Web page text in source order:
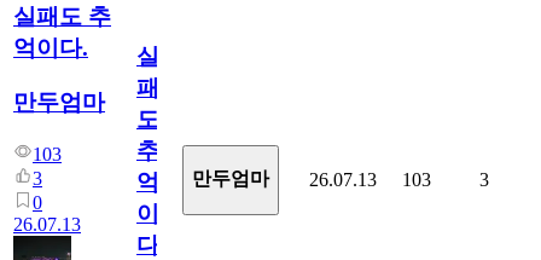
실패도 추
억이다.
만두엄마
103
3
0
26.07.13
실
패
도
추
억
이
다.
만두엄마 26.07.13 103 3